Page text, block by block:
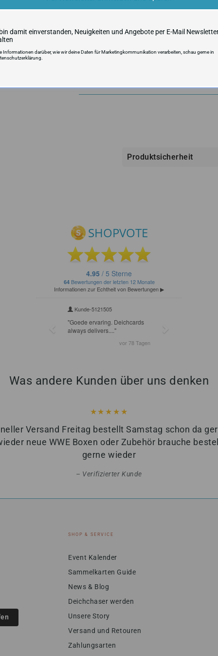
Signatures, Autographed Memorabilia,
Es handelt sich hierbei um eine Original
Rücknahme ist nur im Originalzustand
ausgeschlossen sind.
Produktsicherheit
Was andere Kunden über uns denken
Versand Freitag bestellt Samstag schon da
neue WWE Boxen oder Zubehör brauche
gerne wieder
Verifizierter Kunde
SHOP & SERVICE
Event Kalender
Sammelkarten Guide
News & Blog
Deichchaser werden
Unsere Story
Versand und Retouren
Zahlungsarten
damit einverstanden, Neuigkeiten und Angebote per E-Mail
Informationen darüber, wie wir deine Daten für Marketingkommunikation verarbeiten, schau gerne in